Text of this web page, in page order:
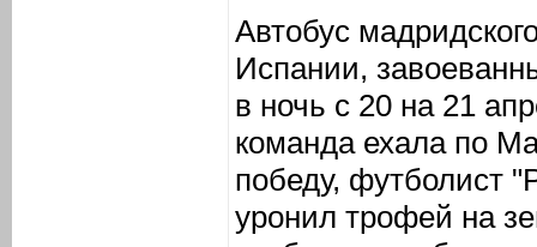
Автобус
Испании,
в ночь с 20 на 21
команда ехала по
победу, футболист
уронил трофей на